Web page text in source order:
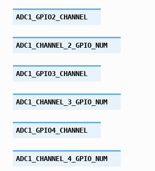
ADC1_GPIO2_CHANNEL
ADC1_CHANNEL_2_GPIO_NUM
ADC1_GPIO3_CHANNEL
ADC1_CHANNEL_3_GPIO_NUM
ADC1_GPIO4_CHANNEL
ADC1_CHANNEL_4_GPIO_NUM